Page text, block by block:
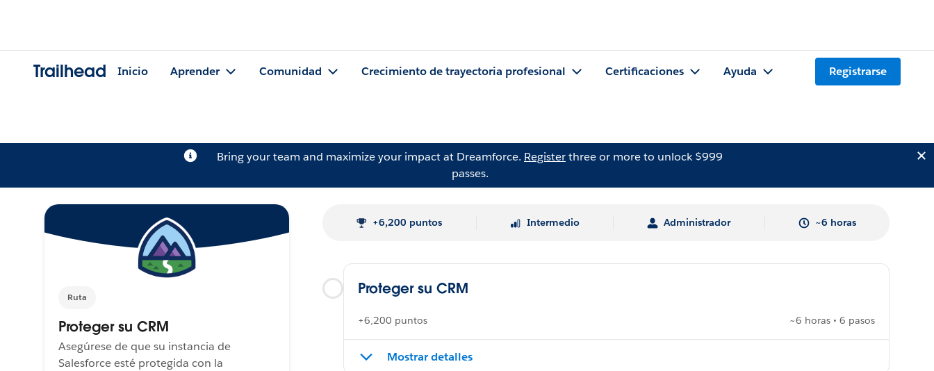
Trailhead Inicio Aprender Comunidad Crecimiento de trayectoria profesional Certificaciones Ayuda Registrarse
Bring your team and maximize your impact at Dreamforce. Registerthree or more to unlock $999
passes.
Ruta
Proteger su CRM
Asegúrese de que su instancia de
Salesforce esté protegida con la
+6,200 puntos Intermedio Administrador ~6 horas
Proteger su CRM
+6,200 puntos ~6 horas • 6 pasos
Mostrar detalles